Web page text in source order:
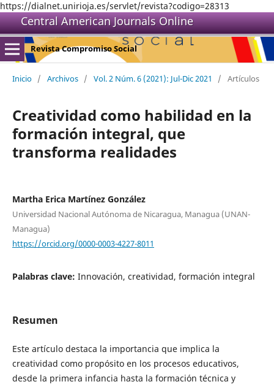
https://dialnet.unirioja.es/servlet/revista?codigo=28313
Central American Journals Online
Revista Compromiso Social
Inicio / Archivos / Vol. 2 Núm. 6 (2021): Jul-Dic 2021 / Artículos
Creatividad como habilidad en la
formación integral, que
transforma realidades
Martha Erica Martínez González
Universidad Nacional Autónoma de Nicaragua, Managua (UNAN-
Managua)
https://orcid.org/0000-0003-4227-8011
Palabras clave: Innovación, creatividad, formación integral
Resumen
Este artículo destaca la importancia que implica la
creatividad como propósito en los procesos educativos,
desde la primera infancia hasta la formación técnica y